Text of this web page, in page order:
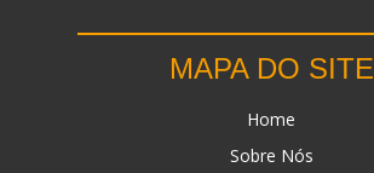
MAPA DO SITE
Home
Sobre Nós